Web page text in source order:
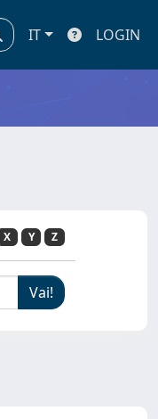
IT LOGIN
X Y Z